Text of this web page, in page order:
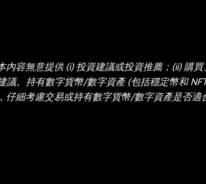
容無意提供 (i) 投資建議或投資推薦；(ii) 購
。持有數字貨幣/數字資產 (包括穩定幣和
細考慮交易或持有數字貨幣/數字資產是否適
(包括市場數據與統計資料) 僅作一般性參考